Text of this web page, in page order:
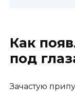
Как
под
Зачастую